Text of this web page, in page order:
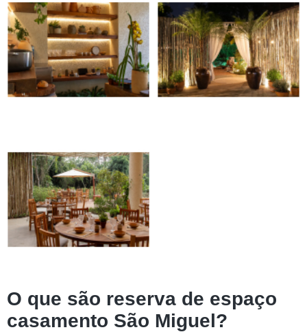
O que são reserva de espaço
casamento São Miguel?